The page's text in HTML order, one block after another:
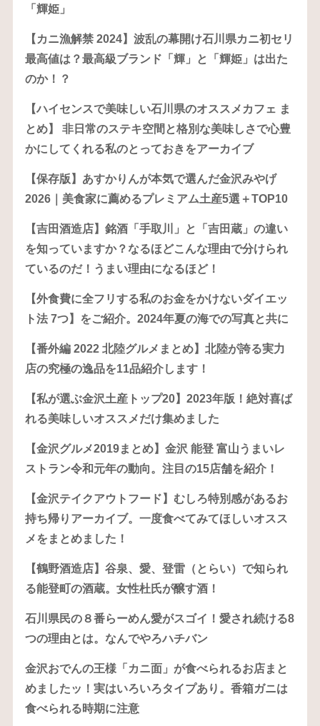
「輝姫」
【カニ漁解禁 2024】波乱の幕開け石川県カニ初セリ
最高値は？最高級ブランド「輝」と「輝姫」は出た
のか！？
【ハイセンスで美味しい石川県のオススメカフェ ま
とめ】 非日常のステキ空間と格別な美味しさで心豊
かにしてくれる私のとっておきをアーカイブ
【保存版】あすかりんが本気で選んだ金沢みやげ
2026｜美食家に薦めるプレミアム土産5選＋TOP10
【吉田酒造店】銘酒「手取川」と「吉田蔵」の違い
を知っていますか？なるほどこんな理由で分けられ
ているのだ！うまい理由になるほど！
【外食費に全フリする私のお金をかけないダイエッ
ト法 7つ】をご紹介。2024年夏の海での写真と共に
【番外編 2022 北陸グルメまとめ】北陸が誇る実力
店の究極の逸品を11品紹介します！
【私が選ぶ金沢土産トップ20】2023年版！絶対喜ば
れる美味しいオススメだけ集めました
【金沢グルメ2019まとめ】金沢 能登 富山うまいレ
ストラン令和元年の動向。注目の15店舗を紹介！
【金沢テイクアウトフード】むしろ特別感があるお
持ち帰りアーカイブ。一度食べてみてほしいオスス
メをまとめました！
【鶴野酒造店】谷泉、愛、登雷（とらい）で知られ
る能登町の酒蔵。女性杜氏が醸す酒！
石川県民の８番らーめん愛がスゴイ！愛され続ける8
つの理由とは。なんでやろハチバン
金沢おでんの王様「カニ面」が食べられるお店まと
めましたッ！実はいろいろタイプあり。香箱ガニは
食べられる時期に注意